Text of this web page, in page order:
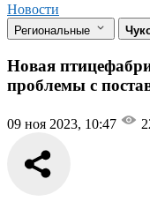
Новости
Региональные
Новая
проблемы с
09 ноя 2023, 10:47